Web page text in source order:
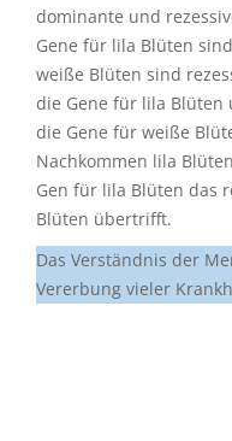
dominante und
Gene für lila Blüten
weiße Blüten sind
die Gene für lila Blüten
die Gene für weiße
Nachkommen lila
Gen für lila Blüten das
Blüten übertrifft.
Das Verständnis der
Vererbung vieler